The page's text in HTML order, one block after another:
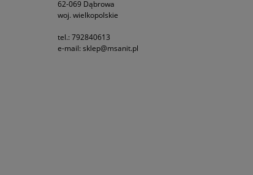
62-069 Dąbrowa
woj. wielkopolskie
tel.: 792840613
e-mail: sklep@msanit.pl